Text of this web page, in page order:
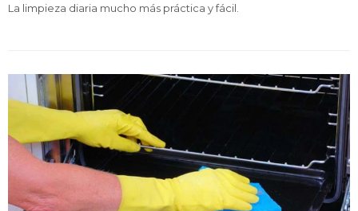
La limpieza diaria mucho más práctica y fácil.